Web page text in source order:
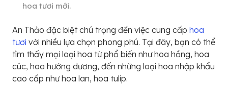
hoa tươi mới.
An Thảo đặc biệt chú trọng đến việc cung cấp hoa
tươi với nhiều lựa chọn phong phú. Tại đây, bạn có thể
tìm thấy mọi loại hoa từ phổ biến như hoa hồng, hoa
cúc, hoa hướng dương, đến những loại hoa nhập khẩu
cao cấp như hoa lan, hoa tulip.